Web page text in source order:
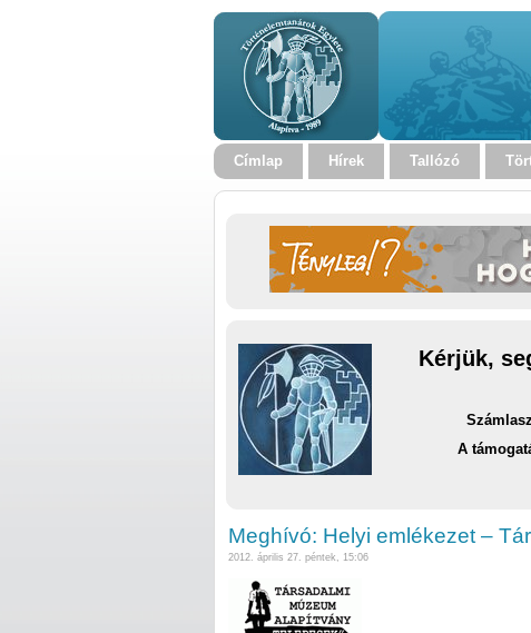
Címlap Hírek Tallózó
Kérjük,
A
Meghívó: Helyi emlékezet –
2012. április 27. péntek, 15:06